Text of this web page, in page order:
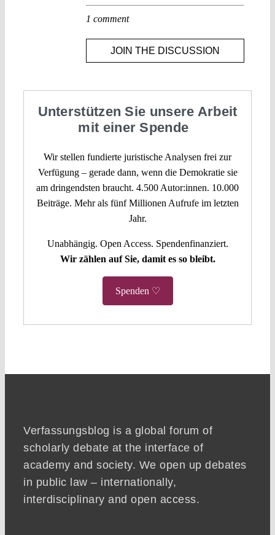
1 comment
JOIN THE DISCUSSION
Unterstützen Sie unsere Arbeit
mit einer Spende
Wir stellen fundierte juristische Analysen frei zur
Verfügung – gerade dann, wenn die Demokratie sie
am dringendsten braucht. 4.500 Autor:innen. 10.000
Beiträge. Mehr als fünf Millionen Aufrufe im letzten
Jahr.
Unabhängig. Open Access. Spendenfinanziert.
Wir zählen auf Sie, damit es so bleibt.
Spenden ♡
Verfassungsblog is a global forum of
scholarly debate at the interface of
academy and society. We open up debates
in public law – internationally,
interdisciplinary and open access.